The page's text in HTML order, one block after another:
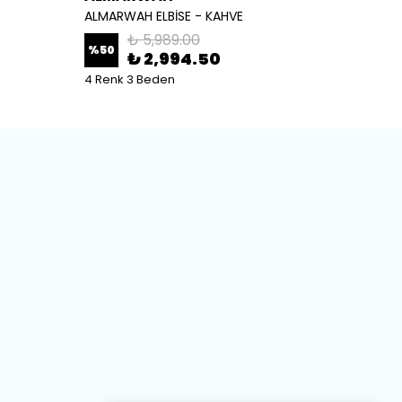
ALMARWAH ELBİSE - KAHVE
%50 ₺ 5,989.00
₺ 2,994.50
4 Renk 3 Beden